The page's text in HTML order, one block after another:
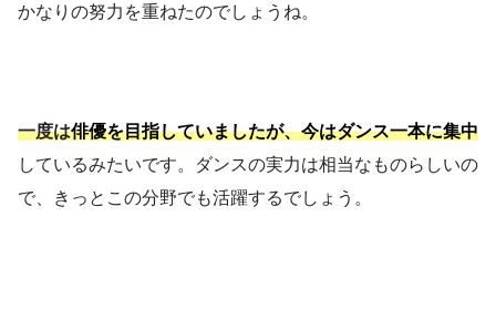
かなりの努力を重ねたのでしょうね。
一度は俳優を目指していましたが、今はダンス一本に集中
しているみたいです。ダンスの実力は相当なものらしいの
で、きっとこの分野でも活躍するでしょう。